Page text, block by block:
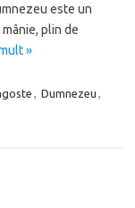
este un
plin de
»
Dumnezeu